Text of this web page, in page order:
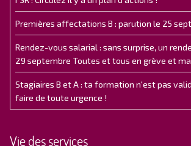
Premières affectations B : parution le 25
Rendez-vous salarial : sans surprise, un
29 septembre Toutes et tous en grève et
Stagiaires B et A : ta formation n'est pas
faire de toute urgence !
Vie des services